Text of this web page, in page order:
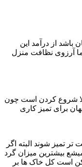
از درآمد این
آرزوی نظافت منزل
شروع کردن است چون
برای تمیز کاری
تمیز شوند البته اگر
بیشترین میزان گرد
است کل خاک ها بر